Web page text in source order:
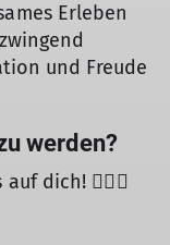
Erleben
und Freude
werden?
dich! 🧗‍♀️✨